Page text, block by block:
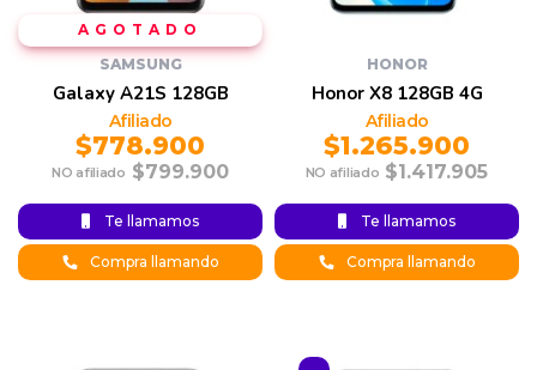
SAMSUNG
Galaxy A21S 128GB
$799.900
Original
price
was:
$778.900
Current
price is:
Te llamamos
Compra llamando
HONOR
Honor X8 128GB 4G
$1.417.905
Original
price was:
$1.417.905.
$1.265.900
Current
price is:
$1.265.900.
Te llamamos
Compra llamando